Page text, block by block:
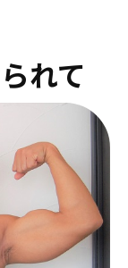
れて